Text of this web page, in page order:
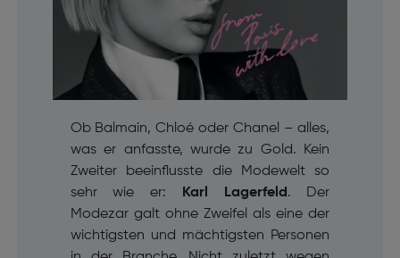
Ob Balmain, Chloé oder Chanel – alles,
was er anfasste, wurde zu Gold. Kein
Zweiter beeinflusste die Modewelt so
sehr wie er:
Karl Lagerfeld . Der
Modezar galt ohne Zweifel als eine der
wichtigsten und mächtigsten Personen